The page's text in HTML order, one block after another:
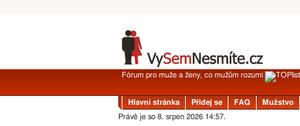
Fórum pro muže a ženy, co mužům rozumí
Hlavní stránka Přidej se FAQ Mužstvo
Právě je so 8. srpen 2026 14:57.